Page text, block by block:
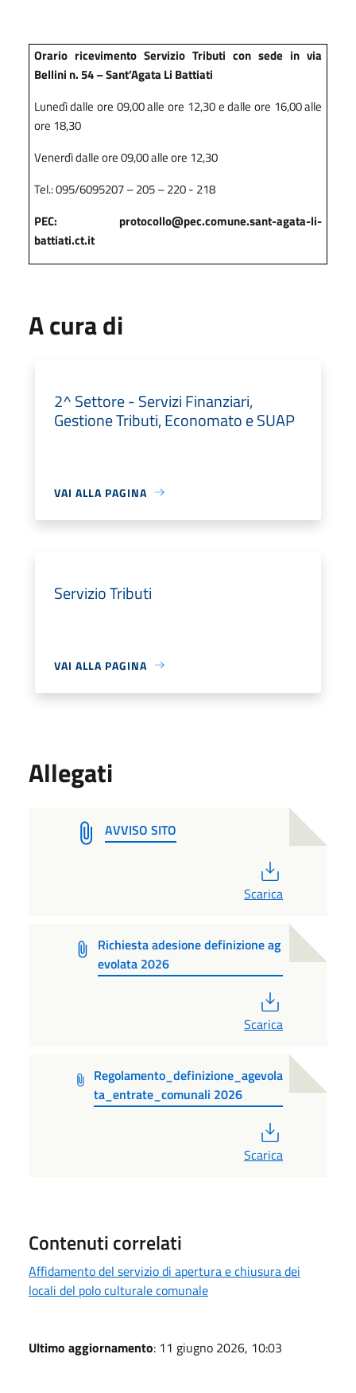
Orario ricevimento Servizio Tributi con sede in via
Bellini n. 54 – Sant’Agata Li Battiati
Lunedì dalle ore 09,00 alle ore 12,30 e dalle ore 16,00 alle
ore 18,30
Venerdì dalle ore 09,00 alle ore 12,30
Tel.: 095/6095207 – 205 – 220 - 218
PEC: protocollo@pec.comune.sant-agata-li-
battiati.ct.it
A cura di
2^ Settore - Servizi Finanziari,
Gestione Tributi, Economato e SUAP
VAI ALLA PAGINA
Servizio Tributi
VAI ALLA PAGINA
Allegati
AVVISO SITO
Scarica
Richiesta adesione definizione ag
evolata 2026
Scarica
Regolamento_definizione_agevola
ta_entrate_comunali 2026
Scarica
Contenuti correlati
Affidamento del servizio di apertura e chiusura dei
locali del polo culturale comunale
Ultimo aggiornamento: 11 giugno 2026, 10:03